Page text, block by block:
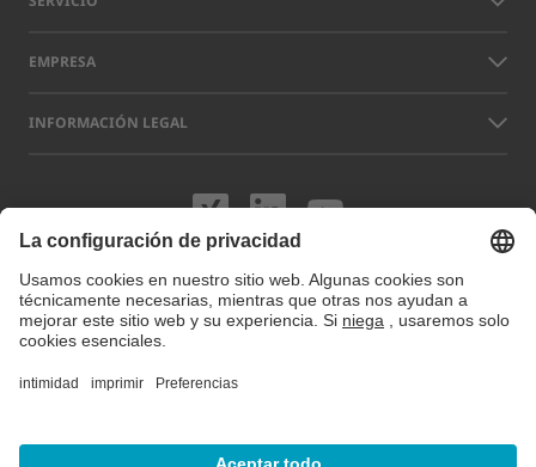
EMPRESA
INFORMACIÓN LEGAL
Visítenos en XING
Visítenos en
Visítenos
Los nombres de otras empresas y productos que aparecen en este sitio
web pueden ser marcas comerciales o registradas que no pertenecen a
LAP sino a sus respectivos titulares. Nuestro sitio web utiliza cookies.